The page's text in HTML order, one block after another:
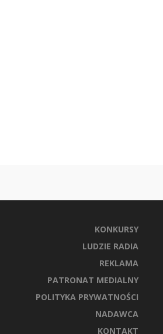
KONKURSY
LUDZIE RADIA
REKLAMA
PATRONAT MEDIALNY
POLITYKA PRYWATNOŚCI
NADAWCA
KONTAKT